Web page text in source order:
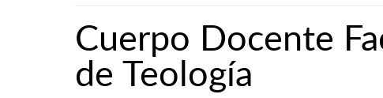
Cuerpo Docente
de Teología